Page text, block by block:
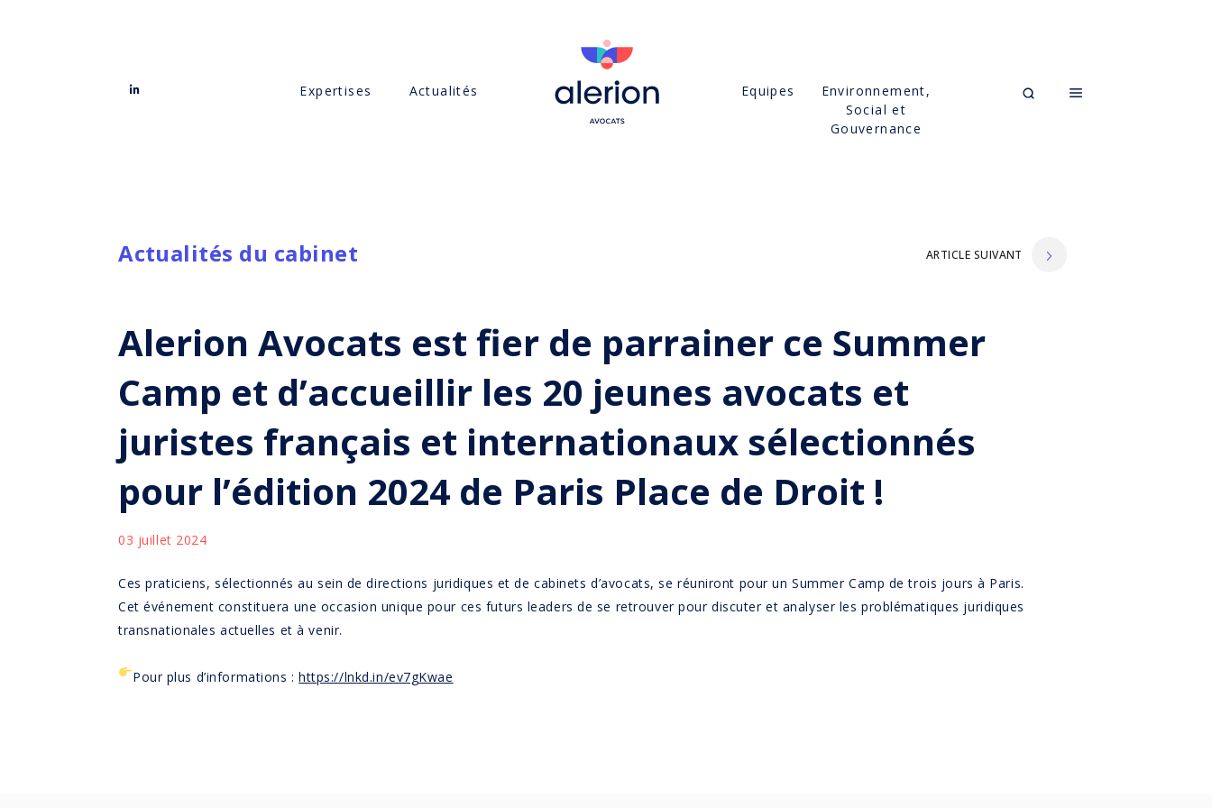
Expertises Actualités Equipes
Environnement,
Social et
Gouvernance
Actualités du cabinet ARTICLE SUIVANT
Alerion Avocats est fier de parrainer ce Summer
Camp et d’accueillir les 20 jeunes avocats et
juristes français et internationaux sélectionnés
pour l’édition 2024 de Paris Place de Droit !
03 juillet 2024
Ces praticiens, sélectionnés au sein de directions juridiques et de cabinets d’avocats, se réuniront pour un Summer Camp de trois jours à Paris.
Cet événement constituera une occasion unique pour ces futurs leaders de se retrouver pour discuter et analyser les problématiques juridiques
transnationales actuelles et à venir.
Pour plus d’informations :https://lnkd.in/ev7gKwae